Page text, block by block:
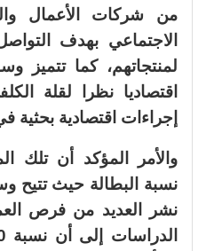
من شركات الأعمال
الاجتماعي بهدف
لمنتجاتهم، كما تتميز
اقتصاديا نظرا لقلة
إجراءات اقتصادية
والأمر المؤكد أن تلك
نسبة البطالة حيث تتيح
نشر العديد من فرص